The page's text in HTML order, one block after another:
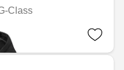
Class